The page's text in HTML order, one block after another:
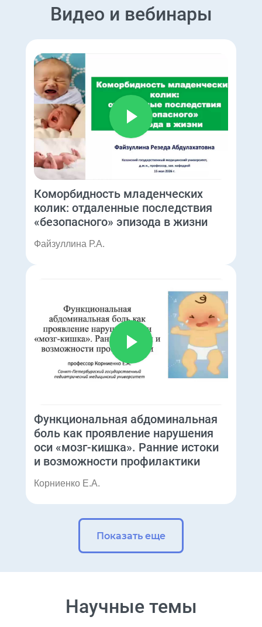
Видео и вебинары
Коморбидность младенческих
колик: отдаленные последствия
«безопасного» эпизода в жизни
Файзуллина Р.А.
Функциональная абдоминальная
боль как проявление нарушения
оси «мозг‑кишка». Ранние истоки
и возможности профилактики
Корниенко Е.А.
Показать еще
Научные темы